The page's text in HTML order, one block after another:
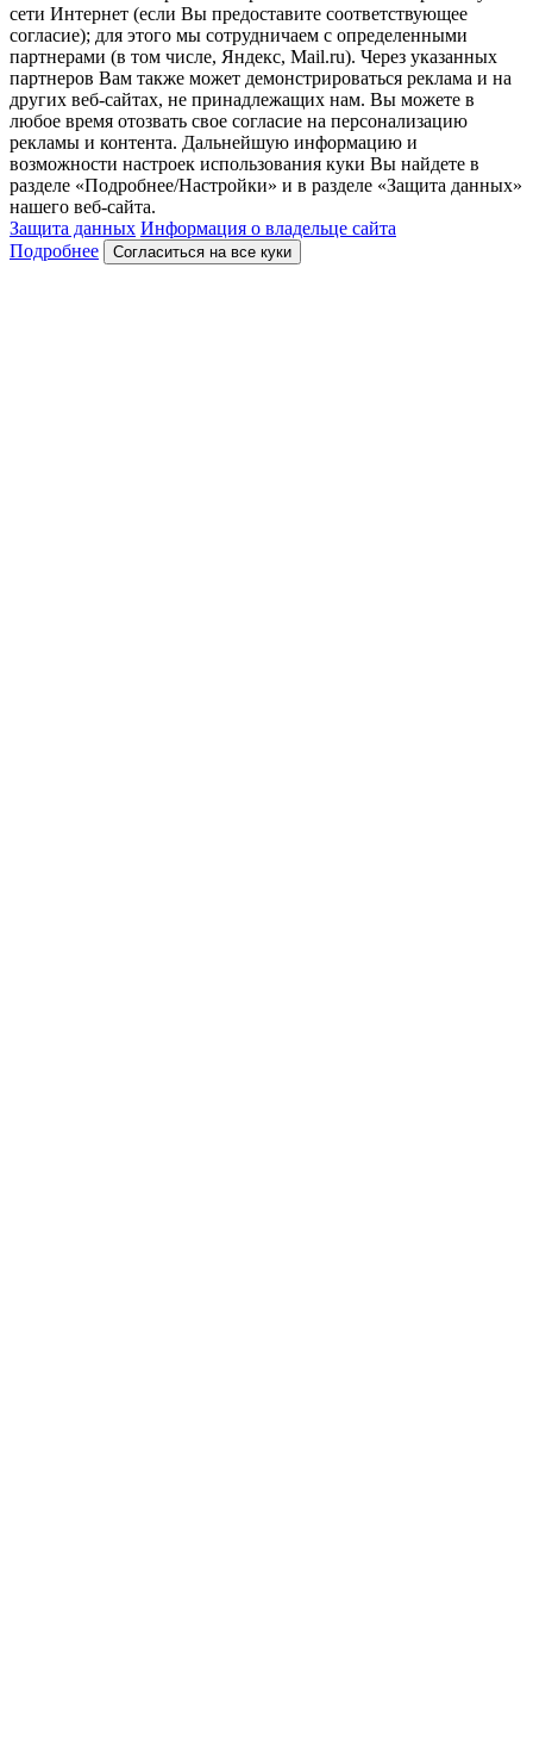
сети Интернет (если Вы предоставите соответствующее
согласие); для этого мы сотрудничаем с определенными
партнерами (в том числе, Яндекс, Mail.ru). Через указанных
партнеров Вам также может демонстрироваться реклама и на
других веб-сайтах, не принадлежащих нам. Вы можете в
любое время отозвать свое согласие на персонализацию
рекламы и контента. Дальнейшую информацию и
возможности настроек использования куки Вы найдете в
разделе «Подробнее/Настройки» и в разделе «Защита данных»
нашего веб-сайта.
Защита данных Информация о владельце сайта
Подробнее
Согласиться на все куки